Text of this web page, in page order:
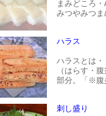
まみどころ
みつやみつま
ハラス
ハラスとは
（はらす・
部分。「※腹
刺し盛り